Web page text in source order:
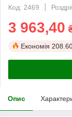
Код: 2469
3 963,40
Економія
Опис